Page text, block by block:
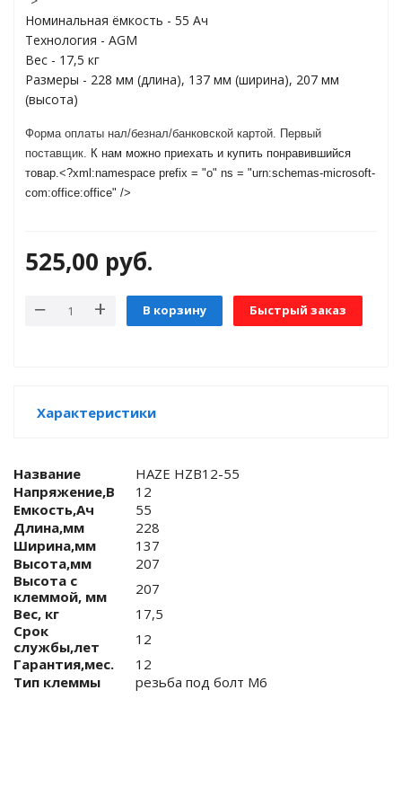
для
систем
Delta
ИБП
для газовых и
отопления
Номинальная ёмкость - 55 Ач
Технология - AGM
Вес - 17,5 кг
Размеры - 228 мм (длина), 137 мм (ширина), 207 мм
(высота)
Форма оплаты нал/безнал/банковской картой. Первый
поставщик. К нам можно приехать и купить понравившийся
товар.<?xml:namespace prefix = "o" ns = "urn:schemas-microsoft-
com:office:office" />
525,00 руб.
В корзину Быстрый заказ
Характеристики
Название
HAZE HZB12-55
Напряжение,В
12
Емкость,Ач
55
Длина,мм
228
Ширина,мм
137
Высота,мм
207
Высота с
клеммой, мм
207
Вес, кг
17,5
Срок
службы,лет
12
Гарантия,мес.
12
Тип клеммы
резьба под болт M6